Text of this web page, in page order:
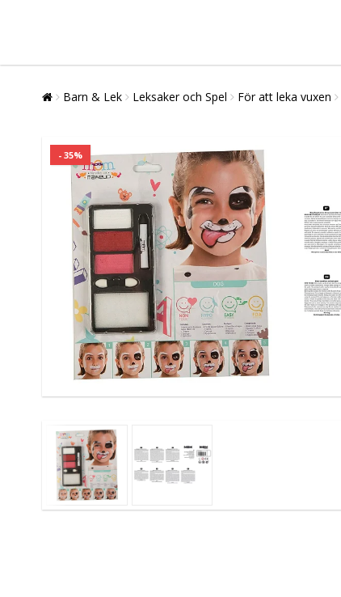
Barn & Lek Leksaker och Spel För att leka vuxen
- 35%